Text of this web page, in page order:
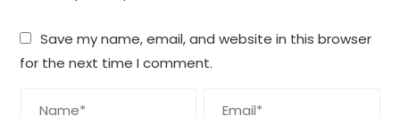
Save my name, email, and website in this browser
for the next time I comment.